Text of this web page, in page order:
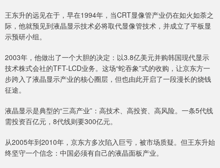
王东升的远见在于，早在1994年，当CRT显像管产业仍在如火如荼之
际，他就预见到液晶显示技术必将取代显像管技术，并成立了平板显
示预研小组。
2003年，他做出了一个大胆的决定：以3.8亿美元并购韩国现代显示
技术株式会社的TFT-LCD业务。这场“蛇吞象”式的收购，让京东方一
步跨入了液晶显示产业的核心圈层，但也由此开启了一段漫长的烧钱
征途。
液晶显示是典型的“三高产业”：高技术、高投资、高风险。一条5代线
需投资百亿元，8代线则要300亿元。
从2005年到2010年，京东方多次陷入巨亏，被市场质疑。但王东升始
终坚守一个信念：中国必须有自己的液晶面板产业。